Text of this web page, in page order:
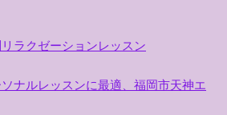
ラクゼーションレッスン
ナルレッスンに最適、福岡市天神エ